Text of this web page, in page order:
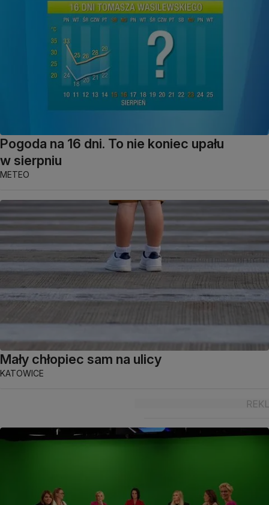
Pogoda na 16 dni. To nie koniec upału
w sierpniu
METEO
Mały chłopiec sam na ulicy
KATOWICE